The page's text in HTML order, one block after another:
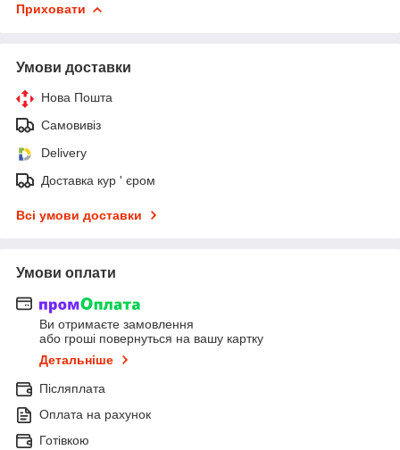
Приховати
Умови доставки
Нова Пошта
Самовивіз
Delivery
Доставка кур ' єром
Всі умови доставки
Умови оплати
Ви отримаєте замовлення
або гроші повернуться на вашу картку
Детальніше
Післяплата
Оплата на рахунок
Готівкою